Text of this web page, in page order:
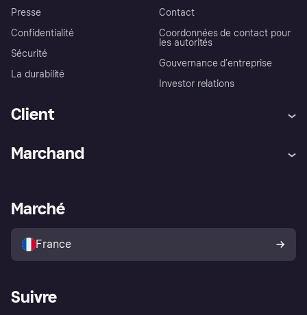
Presse
Confidentialité
Sécurité
La durabilité
Contact
Coordonnées de contact pour
les autorités
Gouvernance d’entreprise
Investor relations
Client
Explorez les magasins
Politique de protection de
l’acheteur Klarna
Marchand
Portail Marchand
Marché
France
Suivre